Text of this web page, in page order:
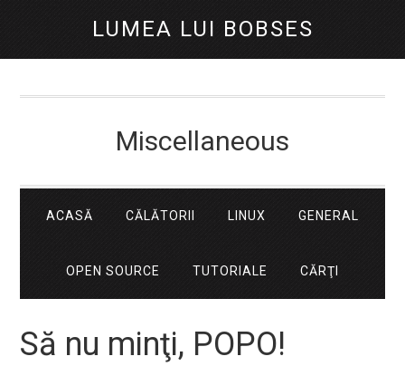
LUMEA LUI BOBSES
Miscellaneous
ACASĂ CĂLĂTORII LINUX GENERAL
OPEN SOURCE TUTORIALE CĂRŢI
Să nu minţi, POPO!